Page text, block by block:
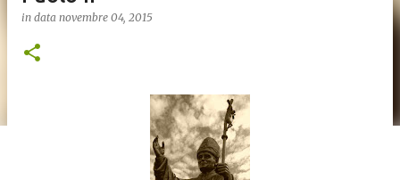
in data novembre 04, 2015